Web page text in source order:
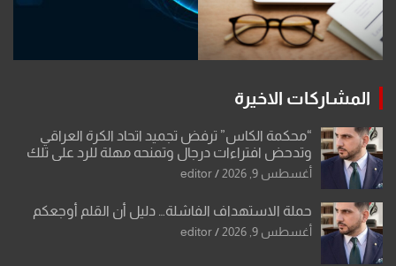
المشاركات الاخيرة
“محكمة الكاس” ترفض تجميد اتحاد الكرة العراقي
وتدحض افتراءات درجال وتمنحه مهلة للرد على تلك
الشكوى
أغسطس 9, 2026 editor
حملة الاستهداف الفاشلة… دليل أن القلم أوجعكم
أغسطس 9, 2026 editor